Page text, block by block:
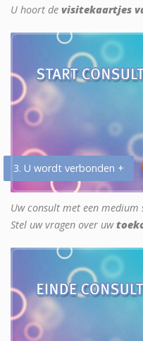
U hoort de visitekaartjes
3. U wordt verbonden +
Uw consult met een medium
Stel uw vragen over uw